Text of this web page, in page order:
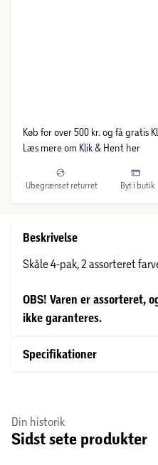
Køb for over 500 kr. og få gratis
Læs mere om Klik & Hent her
Ubegrænset returret Byt i butik
Beskrivelse
Skåle 4-pak, 2 assorteret
OBS! Varen er assorteret,
ikke garanteres.
Specifikationer
Din historik
Sidst sete produkter